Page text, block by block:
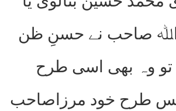
اﷲ صاحب نے حسنِ ظن
تو وہ بھی اسی طرح
طرح خود مرزاصاحب